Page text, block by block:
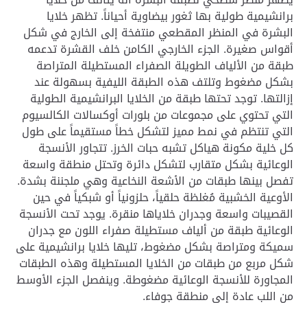
برانشيمية طولية بها ثغور بيضاوية أحياناً. تظهر خلايا
البشرة في المنظر المقطعي منتفخة إلى الخارج في شكل
أقواس صغيرة. الجزء الخارجي الكامن خلف القشرة تدعمه
طبقة من الألياف الطويلة الصفراء المستطيلة المتراصة
بشكل مضغوط وتلتف هذه الطبقة الليفية بسهولة عند
إزالتها. توجد تحتها طبقة من الخلايا البرانشيمية الطولية
التي تحتوي على مجموعات من بلورات أوكسالات الكالسيوم
التي تنتظم في نمط مميز لتشكل خطاً مستقيماً على طول
كل خلية مكونة هياكل تشبه حبات الخرز. تتجاور الأنسجة
الوعائية بشكل متقارب لتشكل دائرة وتحتل منطقة واسعة
تفصل بينها طبقات من الأشعة النخاعية وهي ملجننة بشدة.
الأوعية الخشبية مُغلظة حلقياً، حلزونياً أو شبكياً في حين
القصيبات واسعة وجدران خلاياها منقرة. يوجد تحت الأنسجة
الوعائية طبقة من ألياف مستطيلة صفراء اللون مع جدران
سميكة ومتراصة بشكل مضغوط، تليها خلايا برانشيمية على
شكل مربع من طبقات من الخلايا المستطيلة وهذه الطبقات
المجاورة للأنسجة الوعائية مضغوطة. وينفصل الجزء الأوسط
من اللب عادة إلى منطقة جوفاء.